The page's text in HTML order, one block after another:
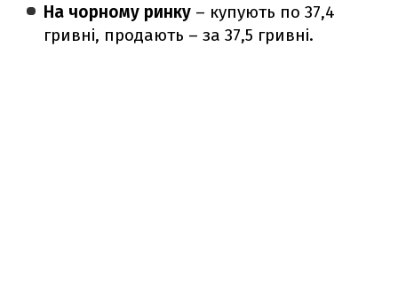
На чорному ринку – купують по 37,4
гривні, продають – за 37,5 гривні.